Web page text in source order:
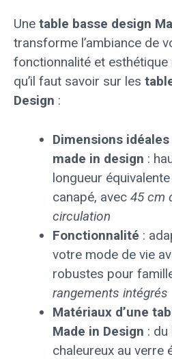
Une table basse design
transforme l’ambiance de
fonctionnalité et
qu’il faut savoir sur les
Design :
Dimensions
made in design :
longueur
canapé, avec 45 cm
circulation
Fonctionnalité :
votre mode de vie
robustes pour
rangements intégrés
Matériaux d’une
Made in Design :
chaleureux au verre